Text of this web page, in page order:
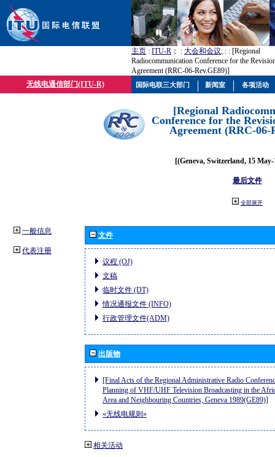
主页 : ITU-R ； : 大会和会议; : : [Regional
Radiocommunication Conference for the
Agreement (RRC-06-Rev.GE89)]
无线电通信部门(ITU-R)
[Regional
Conference for the
Agreement (RRC-06-
[(Geneva, Switzerland, 15
最后文件
全部展开
一般信息
代表注册
文件
议程 (OJ)
文稿
临时文件 (DT)
情况通报文件 (INFO)
行政管理文件(ADM)
出版物
[Final Acts of the Regional Administrative Radio
Planning of VHF/UHF Television Broadcasting in the
Area and Neighbouring Countries, Geneva 1989(GE89)]
«无线电规则»
相关活动
国际电联三大部门 新闻室 各项活动